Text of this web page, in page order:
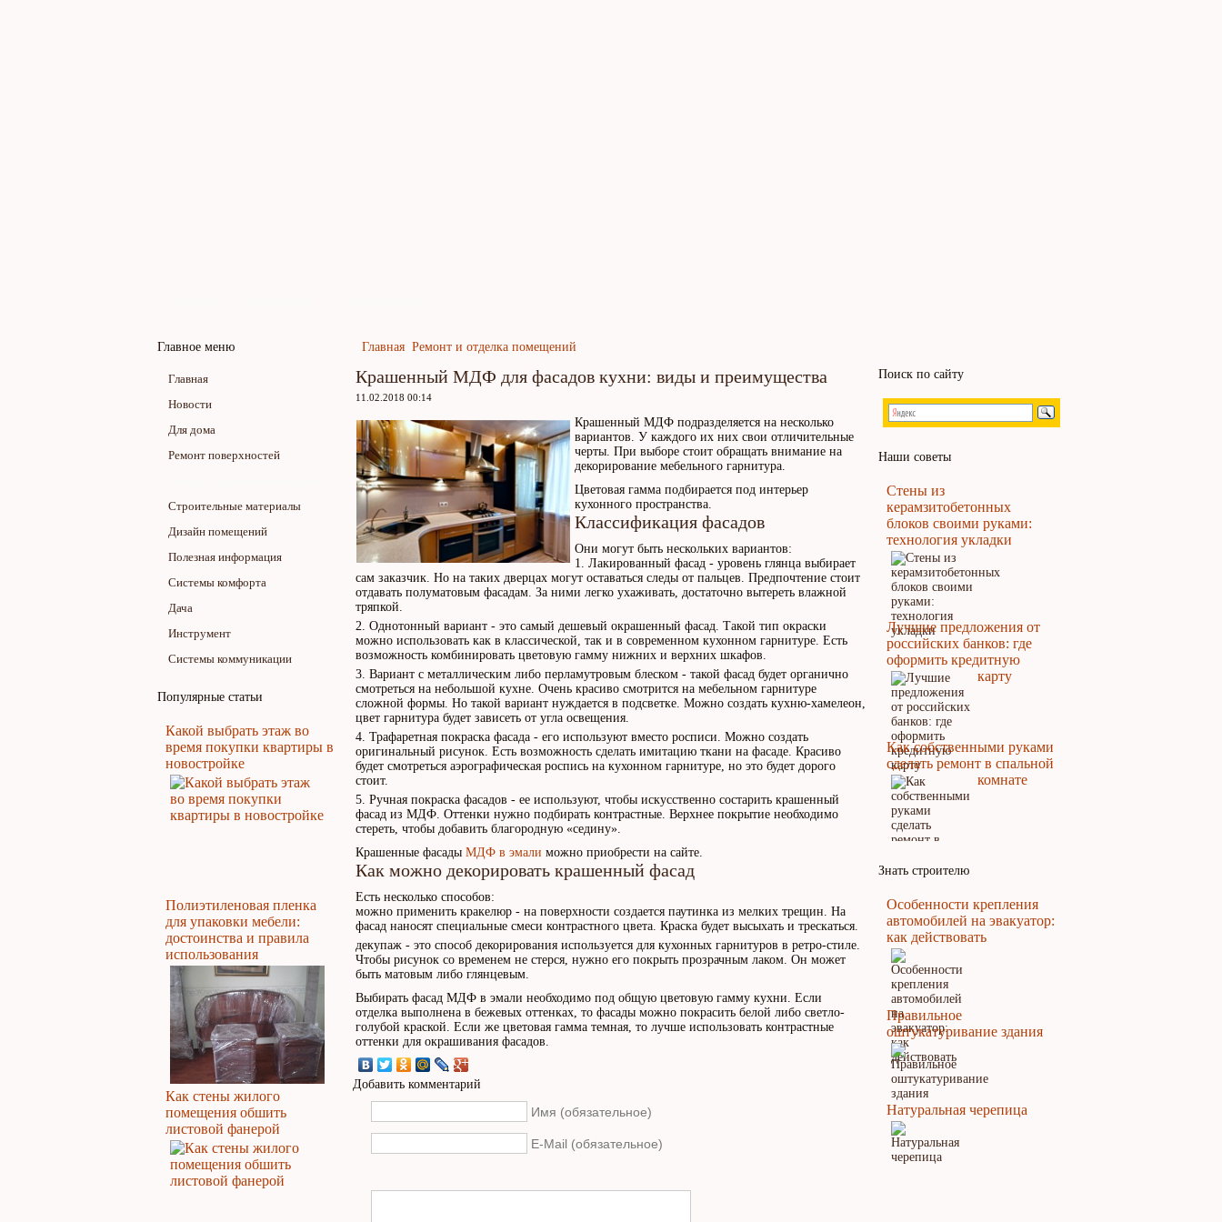
Главное меню
Главная
Новости
Для дома
Ремонт поверхностей
Строительные материалы
Дизайн помещений
Полезная информация
Системы комфорта
Дача
Инструмент
Системы коммуникации
Популярные статьи
Какой выбрать этаж во
время покупки квартиры в
новостройке
Полиэтиленовая пленка
для упаковки мебели:
достоинства и правила
использования
Как стены жилого
помещения обшить
листовой фанерой
Главная Ремонт и отделка помещений
Крашенный МДФ для фасадов кухни: виды и преимущества
11.02.2018 00:14
Крашенный МДФ подразделяется на несколько
вариантов. У каждого их них свои отличительные
черты. При выборе стоит обращать внимание на
декорирование мебельного гарнитура.
Цветовая гамма подбирается под интерьер
кухонного пространства.
Классификация фасадов
Они могут быть нескольких вариантов:
Лакированный фасад - уровень глянца выбирает
сам заказчик. Но на таких дверцах могут оставаться следы от пальцев. Предпочтение стоит
отдавать полуматовым фасадам. За ними легко ухаживать, достаточно вытереть влажной
тряпкой.
Однотонный вариант - это самый дешевый окрашенный фасад. Такой тип окраски
можно использовать как в классической, так и в современном кухонном гарнитуре. Есть
возможность комбинировать цветовую гамму нижних и верхних шкафов.
Вариант с металлическим либо перламутровым блеском - такой фасад будет органично
смотреться на небольшой кухне. Очень красиво смотрится на мебельном гарнитуре
сложной формы. Но такой вариант нуждается в подсветке. Можно создать кухню-хамелеон,
цвет гарнитура будет зависеть от угла освещения.
Трафаретная покраска фасада - его используют вместо росписи. Можно создать
оригинальный рисунок. Есть возможность сделать имитацию ткани на фасаде. Красиво
будет смотреться аэрографическая роспись на кухонном гарнитуре, но это будет дорого
стоит.
Ручная покраска фасадов - ее используют, чтобы искусственно состарить крашенный
фасад из МДФ. Оттенки нужно подбирать контрастные. Верхнее покрытие необходимо
стереть, чтобы добавить благородную «седину».
Крашенные фасады МДФ в эмали можно приобрести на сайте.
Как можно декорировать крашенный фасад
Есть несколько способов:
можно применить кракелюр - на поверхности создается паутинка из мелких трещин. На
фасад наносят специальные смеси контрастного цвета. Краска будет высыхать и трескаться.
декупаж - это способ декорирования используется для кухонных гарнитуров в ретро-стиле.
Чтобы рисунок со временем не стерся, нужно его покрыть прозрачным лаком. Он может
быть матовым либо глянцевым.
Выбирать фасад МДФ в эмали необходимо под общую цветовую гамму кухни. Если
отделка выполнена в бежевых оттенках, то фасады можно покрасить белой либо светло-
голубой краской. Если же цветовая гамма темная, то лучше использовать контрастные
оттенки для окрашивания фасадов.
Добавить комментарий
Имя (обязательное)
E-Mail (обязательное)
Поиск по сайту
Наши советы
Стены из
керамзитобетонных
блоков своими руками:
технология укладки
Лучшие предложения от
российских банков: где
оформить кредитную
карту
Как собственными руками
сделать ремонт в спальной
комнате
Знать строителю
Особенности крепления
автомобилей на эвакуатор:
как действовать
Правильное
оштукатуривание здания
Натуральная черепица